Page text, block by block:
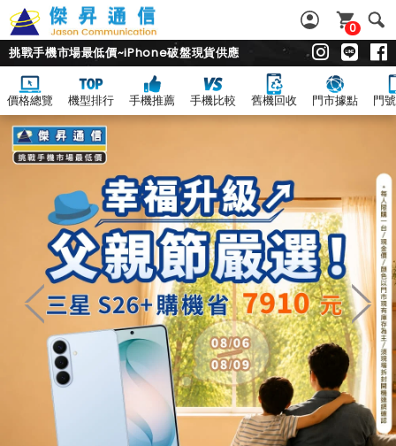
0
挑戰手機市場最低價~iPhone破盤現貨供應
價格總覽 機型排行 手機推薦 手機比較 舊機回收 門市據點 門